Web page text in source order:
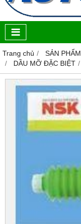
Trang chủ SẢN PHẨM
DẦU MỠ ĐẶC BIỆT